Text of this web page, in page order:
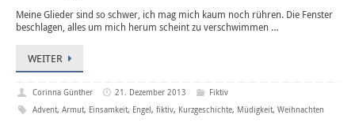
Meine Glieder sind so schwer, ich mag mich kaum noch rühren. Die Fenster
beschlagen, alles um mich herum scheint zu verschwimmen …
WEITER
Corinna Günther 21. Dezember 2013
Fiktiv
Advent,Armut, Einsamkeit, Engel,fiktiv, Kurzgeschichte, Müdigkeit,Weihnachten